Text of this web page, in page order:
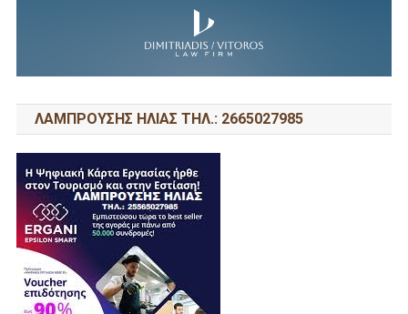
ΛΑΜΠΡΟΥΣΗΣ ΗΛΙΑΣ ΤΗΛ.: 2665027985